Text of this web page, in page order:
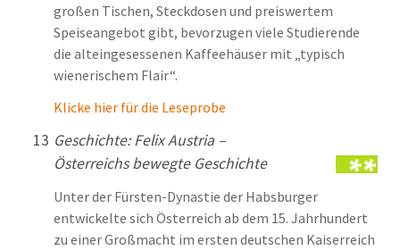
großen Tischen, Steckdosen und preiswertem
Speiseangebot gibt, bevorzugen viele Studierende
die alteingesessenen Kaffeehäuser mit „typisch
wienerischem Flair“.
Klicke hier für die Leseprobe
13 Geschichte: Felix Austria –
Österreichs bewegte Geschichte
Unter der Fürsten-Dynastie der Habsburger
entwickelte sich Österreich ab dem 15. Jahrhundert
zu einer Großmacht im ersten deutschen Kaiserreich